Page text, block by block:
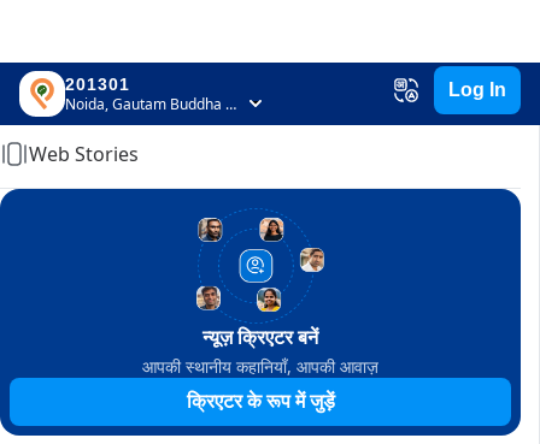
201301
Noida, Gautam Buddha Nagar, Uttar Pradesh
Log In
Home
Web Stories
न्यूज़ क्रिएटर बनें
आपकी स्थानीय कहानियाँ, आपकी आवाज़
क्रिएटर के रूप में जुड़ें